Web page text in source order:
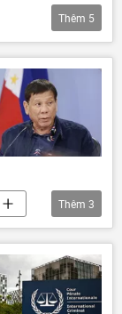
Thêm 5
Thêm 3